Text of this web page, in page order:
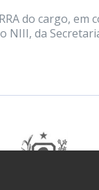
do cargo,
da